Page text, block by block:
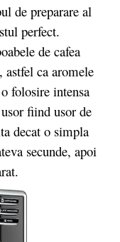
de preparare al
perfect.
de cafea
astfel ca aromele
folosire intensa
fiind usor de
decat o simpla
secunde, apoi